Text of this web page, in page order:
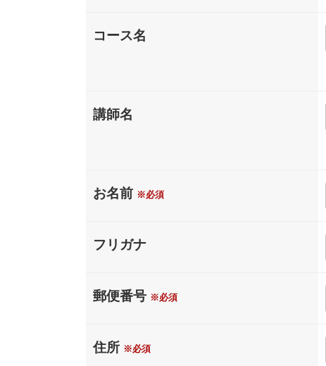
コース名
講師名
お名前 ※必須
フリガナ
郵便番号 ※必須
住所 ※必須